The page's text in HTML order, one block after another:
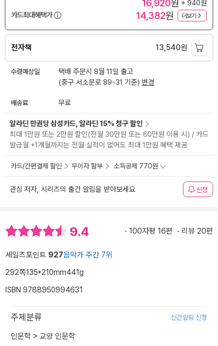
16,920원 + 940원
카드최대혜택가
14,382원 더보기
전자책 13,540원
수령예상일
택배 주문시 8월 11일 출고
(중구 서소문로 89-31 기준) 변경
배송료 무료
알라딘 만권당 삼성카드, 알라딘 15% 청구 할인
최대 1만원 또는 2만원 할인(전월 30만원 또는 60만원 이용 시) / 카드
발급월 +1개월까지는 전월 실적이 없어도 최대 1만원 혜택 제공
카드/간편결제 할인 무이자 할부 소득공제 770원
관심 저자, 시리즈의 출간 알림을 받아보세요 신청
9.4 100자평 16편 리뷰 20편
세일즈포인트 927음악가 주간 7위
292쪽135*210mm441g
ISBN 9788950994631
주제분류 신간알림 신청
인문학 > 교양 인문학